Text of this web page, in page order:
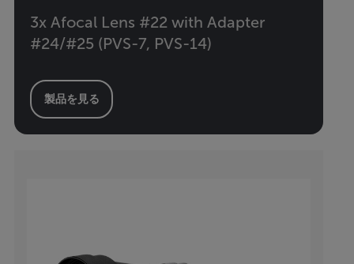
3x Afocal Lens #22 with Adapter
#24/#25 (PVS-7, PVS-14)
製品を見る